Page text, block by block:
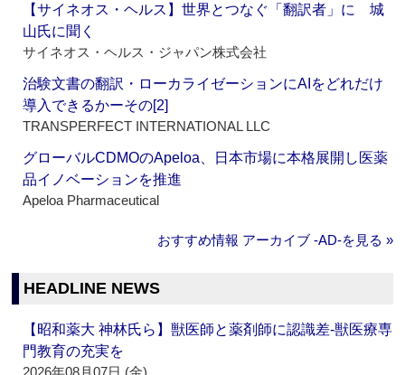
【サイネオス・ヘルス】世界とつなぐ「翻訳者」に 城
山氏に聞く
サイネオス・ヘルス・ジャパン株式会社
治験文書の翻訳・ローカライゼーションにAIをどれだけ
導入できるかーその[2]
TRANSPERFECT INTERNATIONAL LLC
グローバルCDMOのApeloa、日本市場に本格展開し医薬
品イノベーションを推進
Apeloa Pharmaceutical
おすすめ情報 アーカイブ ‐AD‐を見る »
HEADLINE NEWS
【昭和薬大 神林氏ら】獣医師と薬剤師に認識差‐獣医療専
門教育の充実を